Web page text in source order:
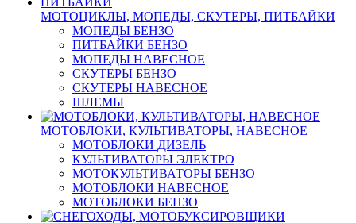
МОТОЦИКЛЫ, МОПЕДЫ, СКУТЕРЫ, ПИТБАЙКИ
МОПЕДЫ БЕНЗО
ПИТБАЙКИ БЕНЗО
МОПЕДЫ НАВЕСНОЕ
СКУТЕРЫ БЕНЗО
СКУТЕРЫ НАВЕСНОЕ
ШЛЕМЫ
МОТОБЛОКИ, КУЛЬТИВАТОРЫ, НАВЕСНОЕ
МОТОБЛОКИ ДИЗЕЛЬ
КУЛЬТИВАТОРЫ ЭЛЕКТРО
МОТОКУЛЬТИВАТОРЫ БЕНЗО
МОТОБЛОКИ НАВЕСНОЕ
МОТОБЛОКИ БЕНЗО